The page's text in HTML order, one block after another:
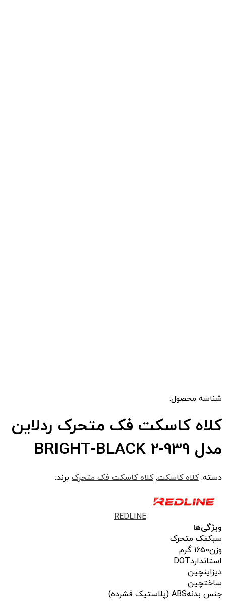
شناسه محصول:
کلاه کاسکت فک متحرک ردلاین
مدل 939-2 BRIGHT-BLACK
دسته:کلاه کاسکت,کلاه کاسکت فک متحرک برند:
REDLINE
ویژگی‌ها
سبکفک متحرک
وزن1650 گرم
استانداردDOT
دیزاینچین
ساختچین
جنس بدنهABS (پلاستیک فشرده)